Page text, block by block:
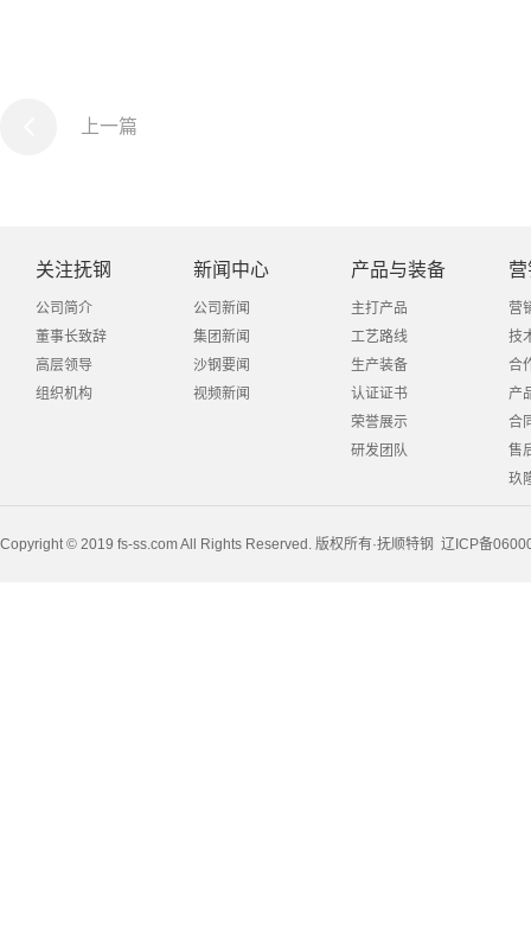
上一篇
关注抚钢
公司简介
董事长致辞
高层领导
组织机构
新闻中心
公司新闻
集团新闻
沙钢要闻
视频新闻
产品与装备
主打产品
工艺路线
生产装备
认证证书
荣誉展示
研发团队
营
技
合
产
合
售
玖
Copyright © 2019 fs-ss.com All Rights Reserved. 版权所有·抚顺特钢 辽ICP备